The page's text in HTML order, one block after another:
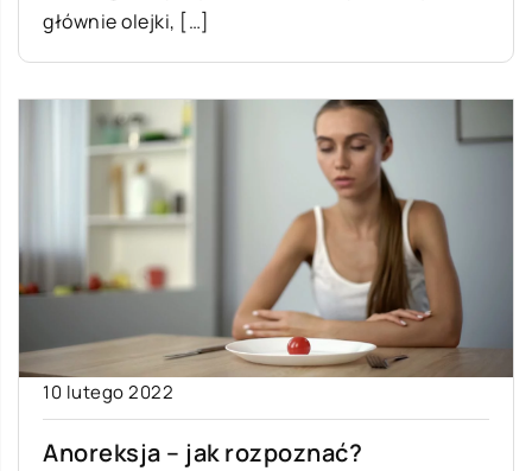
głównie olejki, […]
10 lutego 2022
Anoreksja – jak rozpoznać?